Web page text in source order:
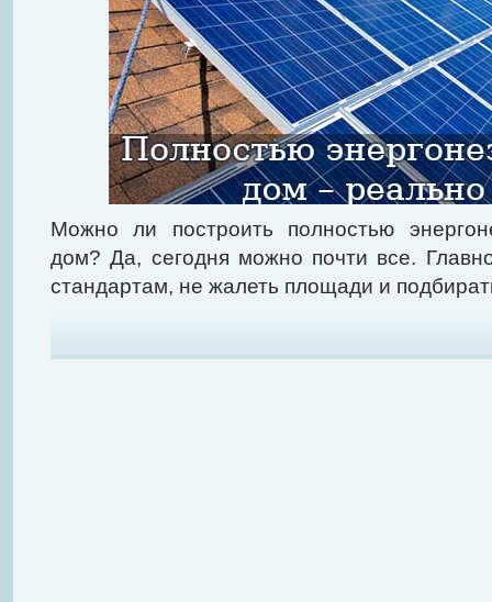
Можно ли построить полностью
дом? Да, сегодня можно почти все.
стандартам, не жалеть площади и